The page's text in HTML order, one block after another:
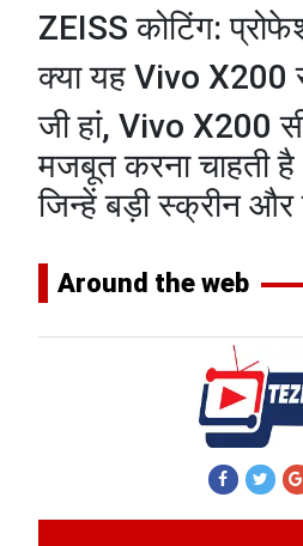
​ZEISS कोटिंग:
​क्या यह Vivo X200
​जी हां, Vivo X200
मजबूत करना चाहती
जिन्हें बड़ी स्क्रीन और
Around the web